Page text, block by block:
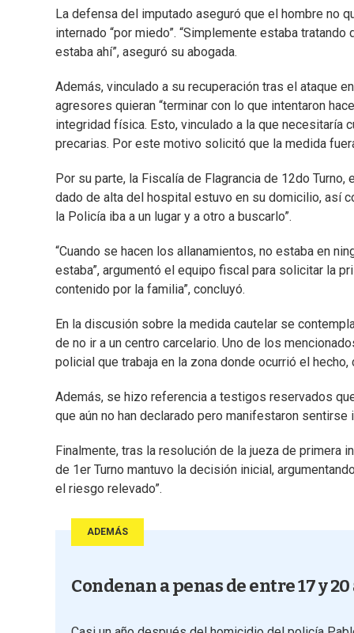
La defensa del imputado aseguró que el hombre no
internado “por miedo”. “Simplemente estaba
estaba ahí”, aseguró su abogada.
Además, vinculado a su recuperación tras el ataque
agresores quieran “terminar con lo que intentaron
integridad física. Esto, vinculado a la que necesitaría
precarias. Por este motivo solicitó que la medida
Por su parte, la Fiscalía de Flagrancia de 12do
dado de alta del hospital estuvo en su domicilio, así
la Policía iba a un lugar y a otro a buscarlo”.
“Cuando se hacen los allanamientos, no estaba en
estaba”, argumentó el equipo fiscal para solicitar la
contenido por la familia”, concluyó.
En la discusión sobre la medida cautelar se
de no ir a un centro carcelario. Uno de los
policial que trabaja en la zona donde ocurrió el
Además, se hizo referencia a testigos reservados
que aún no han declarado pero manifestaron sentirse
Finalmente, tras la resolución de la jueza de primera
de 1er Turno mantuvo la decisión inicial,
el riesgo relevado”.
ADEMÁS
Condenan a penas de entre 17 y